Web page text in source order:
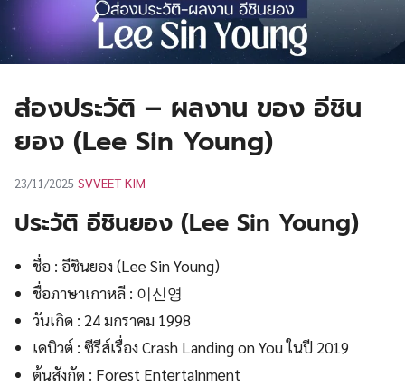
ส่องประวัติ – ผลงาน ของ อีชิน
ยอง (Lee Sin Young)
23/11/2025 SVVEET KIM
ประวัติ อีชินยอง (Lee Sin Young)
ชื่อ : อีชินยอง (Lee Sin Young)
ชื่อภาษาเกาหลี : 이신영
วันเกิด : 24 มกราคม 1998
เดบิวต์ : ซีรีส์เรื่อง Crash Landing on You ในปี 2019
ต้นสังกัด : Forest Entertainment